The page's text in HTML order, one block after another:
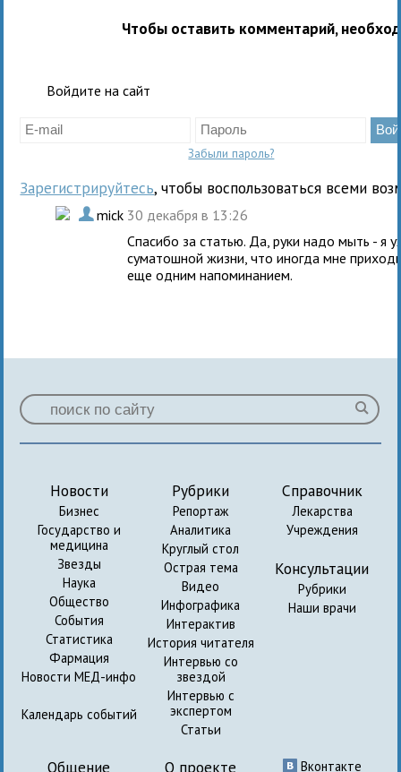
Чтобы оставить комментарий,
Войдите на сайт
Забыли пароль?
Зарегистрируйтесь, чтобы воспользоваться всеми
. mick 30 декабря в 13:26
Спасибо за статью. Да, руки надо мыть - я
суматошной жизни, что иногда мне
еще одним напоминанием.
Новости
Бизнес
Государство и
медицина
Звезды
Наука
Общество
События
Статистика
Фармация
Новости МЕД-инфо
Календарь событий
Рубрики
Репортаж
Аналитика
Круглый стол
Острая тема
Видео
Инфографика
Интерактив
История читателя
Интервью со
звездой
Интервью с
экспертом
Статьи
Справочник
Лекарства
Учреждения
Консультации
Рубрики
Наши врачи
Общение О проекте Вконтакте